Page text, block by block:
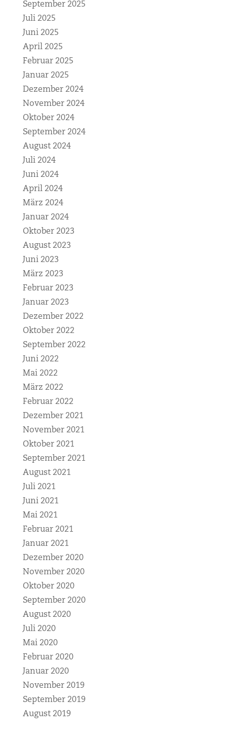
September 2025
Juli 2025
Juni 2025
April 2025
Februar 2025
Januar 2025
Dezember 2024
November 2024
Oktober 2024
September 2024
August 2024
Juli 2024
Juni 2024
April 2024
März 2024
Januar 2024
Oktober 2023
August 2023
Juni 2023
März 2023
Februar 2023
Januar 2023
Dezember 2022
Oktober 2022
September 2022
Juni 2022
Mai 2022
März 2022
Februar 2022
Dezember 2021
November 2021
Oktober 2021
September 2021
August 2021
Juli 2021
Juni 2021
Mai 2021
Februar 2021
Januar 2021
Dezember 2020
November 2020
Oktober 2020
September 2020
August 2020
Juli 2020
Mai 2020
Februar 2020
Januar 2020
November 2019
September 2019
August 2019